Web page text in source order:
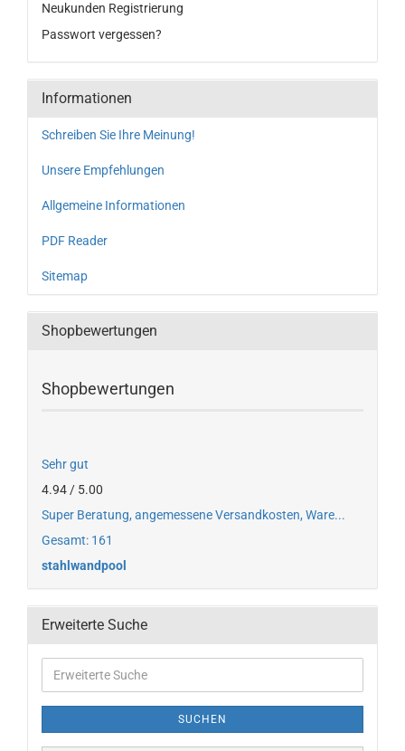
Neukunden Registrierung
Passwort vergessen?
Informationen
Schreiben Sie Ihre Meinung!
Unsere Empfehlungen
Allgemeine Informationen
PDF Reader
Sitemap
Shopbewertungen
Shopbewertungen
Sehr gut
4.94 / 5.00
Super Beratung, angemessene Versandkosten, Ware...
Gesamt: 161
stahlwandpool
Erweiterte Suche
SUCHEN